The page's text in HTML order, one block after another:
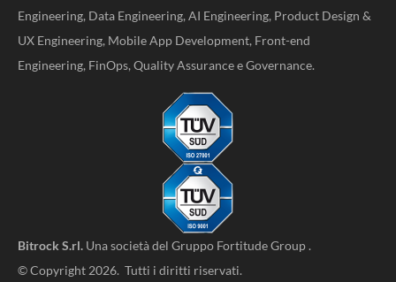
Engineering, Data Engineering, AI Engineering, Product Design &
UX Engineering, Mobile App Development, Front-end
Engineering, FinOps, Quality Assurance e Governance.
Bitrock S.rl. Una società del Gruppo Fortitude Group.
© Copyright 2026. Tutti i diritti riservati.